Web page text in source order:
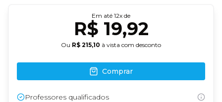
Em até 12x de
R$ 19,92
Ou R$ 215,10 à vista com desconto
Comprar
Professores qualificados